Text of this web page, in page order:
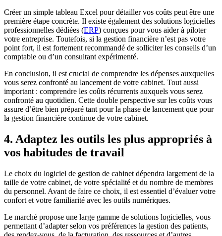
Créer un simple tableau Excel pour détailler vos coûts peut être une
première étape concrète. Il existe également des solutions logicielles
professionnelles dédiées (ERP) conçues pour vous aider à piloter
votre entreprise. Toutefois, si la gestion financière n’est pas votre
point fort, il est fortement recommandé de solliciter les conseils d’un
comptable ou d’un consultant expérimenté.
En conclusion, il est crucial de comprendre les dépenses auxquelles
vous serez confronté au lancement de votre cabinet. Tout aussi
important : comprendre les coûts récurrents auxquels vous serez
confronté au quotidien. Cette double perspective sur les coûts vous
assure d’être bien préparé tant pour la phase de lancement que pour
la gestion financière continue de votre cabinet.
4. Adaptez les outils les plus appropriés à
vos habitudes de travail
Le choix du logiciel de gestion de cabinet dépendra largement de la
taille de votre cabinet, de votre spécialité et du nombre de membres
du personnel. Avant de faire ce choix, il est essentiel d’évaluer votre
confort et votre familiarité avec les outils numériques.
Le marché propose une large gamme de solutions logicielles, vous
permettant d’adapter selon vos préférences la gestion des patients,